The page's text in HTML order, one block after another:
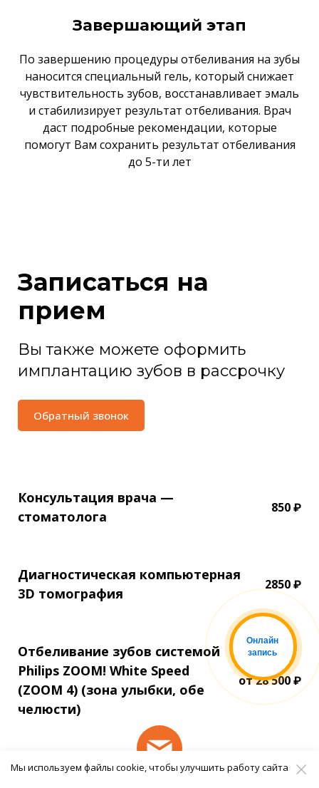
Онлайн
запись
Завершающий этап
По завершению процедуры отбеливания на зубы
наносится специальный гель, который снижает
чувствительность зубов, восстанавливает эмаль
и стабилизирует результат отбеливания. Врач
даст подробные рекомендации, которые
помогут Вам сохранить результат отбеливания
до 5-ти лет
Записаться на
прием
Вы также можете оформить
имплантацию зубов в рассрочку
Обратный звонок
Консультация врача —
стоматолога
850 ₽
Диагностическая компьютерная
3D томография
2850 ₽
Отбеливание зубов системой
Philips ZOOM! White Speed
(ZOOM 4) (зона улыбки, обе
челюсти)
от 28 500 ₽
Мы используем файлы cookie, чтобы улучшить работу сайта